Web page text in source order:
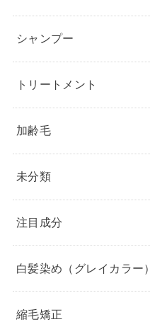
シャンプー
トリートメント
加齢毛
未分類
注目成分
白髪染め（グレイカラー）
縮毛矯正